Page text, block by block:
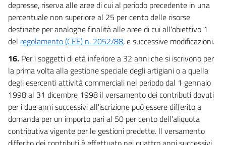
depresse, riserva alle aree di cui al periodo precedente in una
percentuale non superiore al 25 per cento delle risorse
destinate per analoghe finalità alle aree di cui all'obiettivo 1
del regolamento (CEE) n. 2052/88, e successive modificazioni.
16. Per i soggetti di età inferiore a 32 anni che si iscrivono per
la prima volta alla gestione speciale degli artigiani o a quella
degli esercenti attività commerciali nel periodo dal 1 gennaio
1998 al 31 dicembre 1998 il versamento dei contributi dovuti
per i due anni successivi all'iscrizione può essere differito a
domanda per un importo pari al 50 per cento dell'aliquota
contributiva vigente per le gestioni predette. Il versamento